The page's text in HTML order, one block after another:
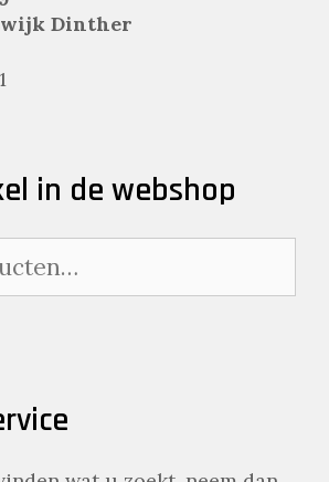
Dinther
in de webshop